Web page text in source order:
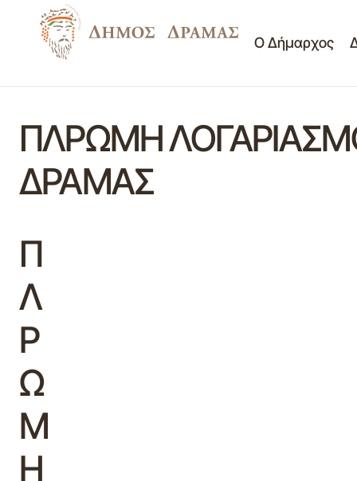
Ο Δήμαρχος
ΠΛΡΩΜΗ
ΔΡΑΜΑΣ
Π
Λ
Ρ
Ω
Μ
Η